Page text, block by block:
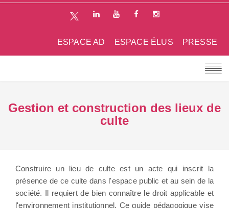
PRESSE
ESPACE ÉLUS
ESPACE AD
Gestion et construction des lieux de
culte
Construire un lieu de culte est un acte qui inscrit la
présence de ce culte dans l'espace public et au sein de la
société. Il requiert de bien connaître le droit applicable et
l'environnement institutionnel. Ce guide pédagogique vise